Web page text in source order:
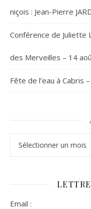
niçois : Jean-Pierre
Conférence de Juliette
des Merveilles – 14
Fête de l’eau à Cabris
Email :